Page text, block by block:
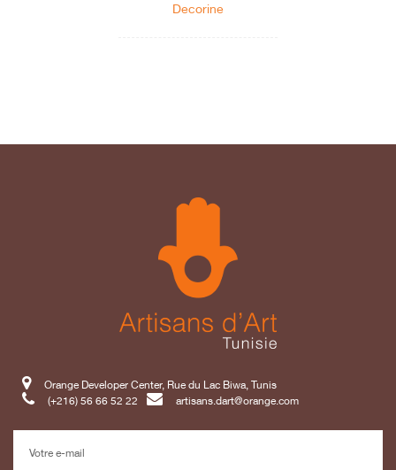
Decorine
Orange Developer Center, Rue du Lac Biwa, Tunis
(+216) 56 66 52 22
artisans.dart@orange.com